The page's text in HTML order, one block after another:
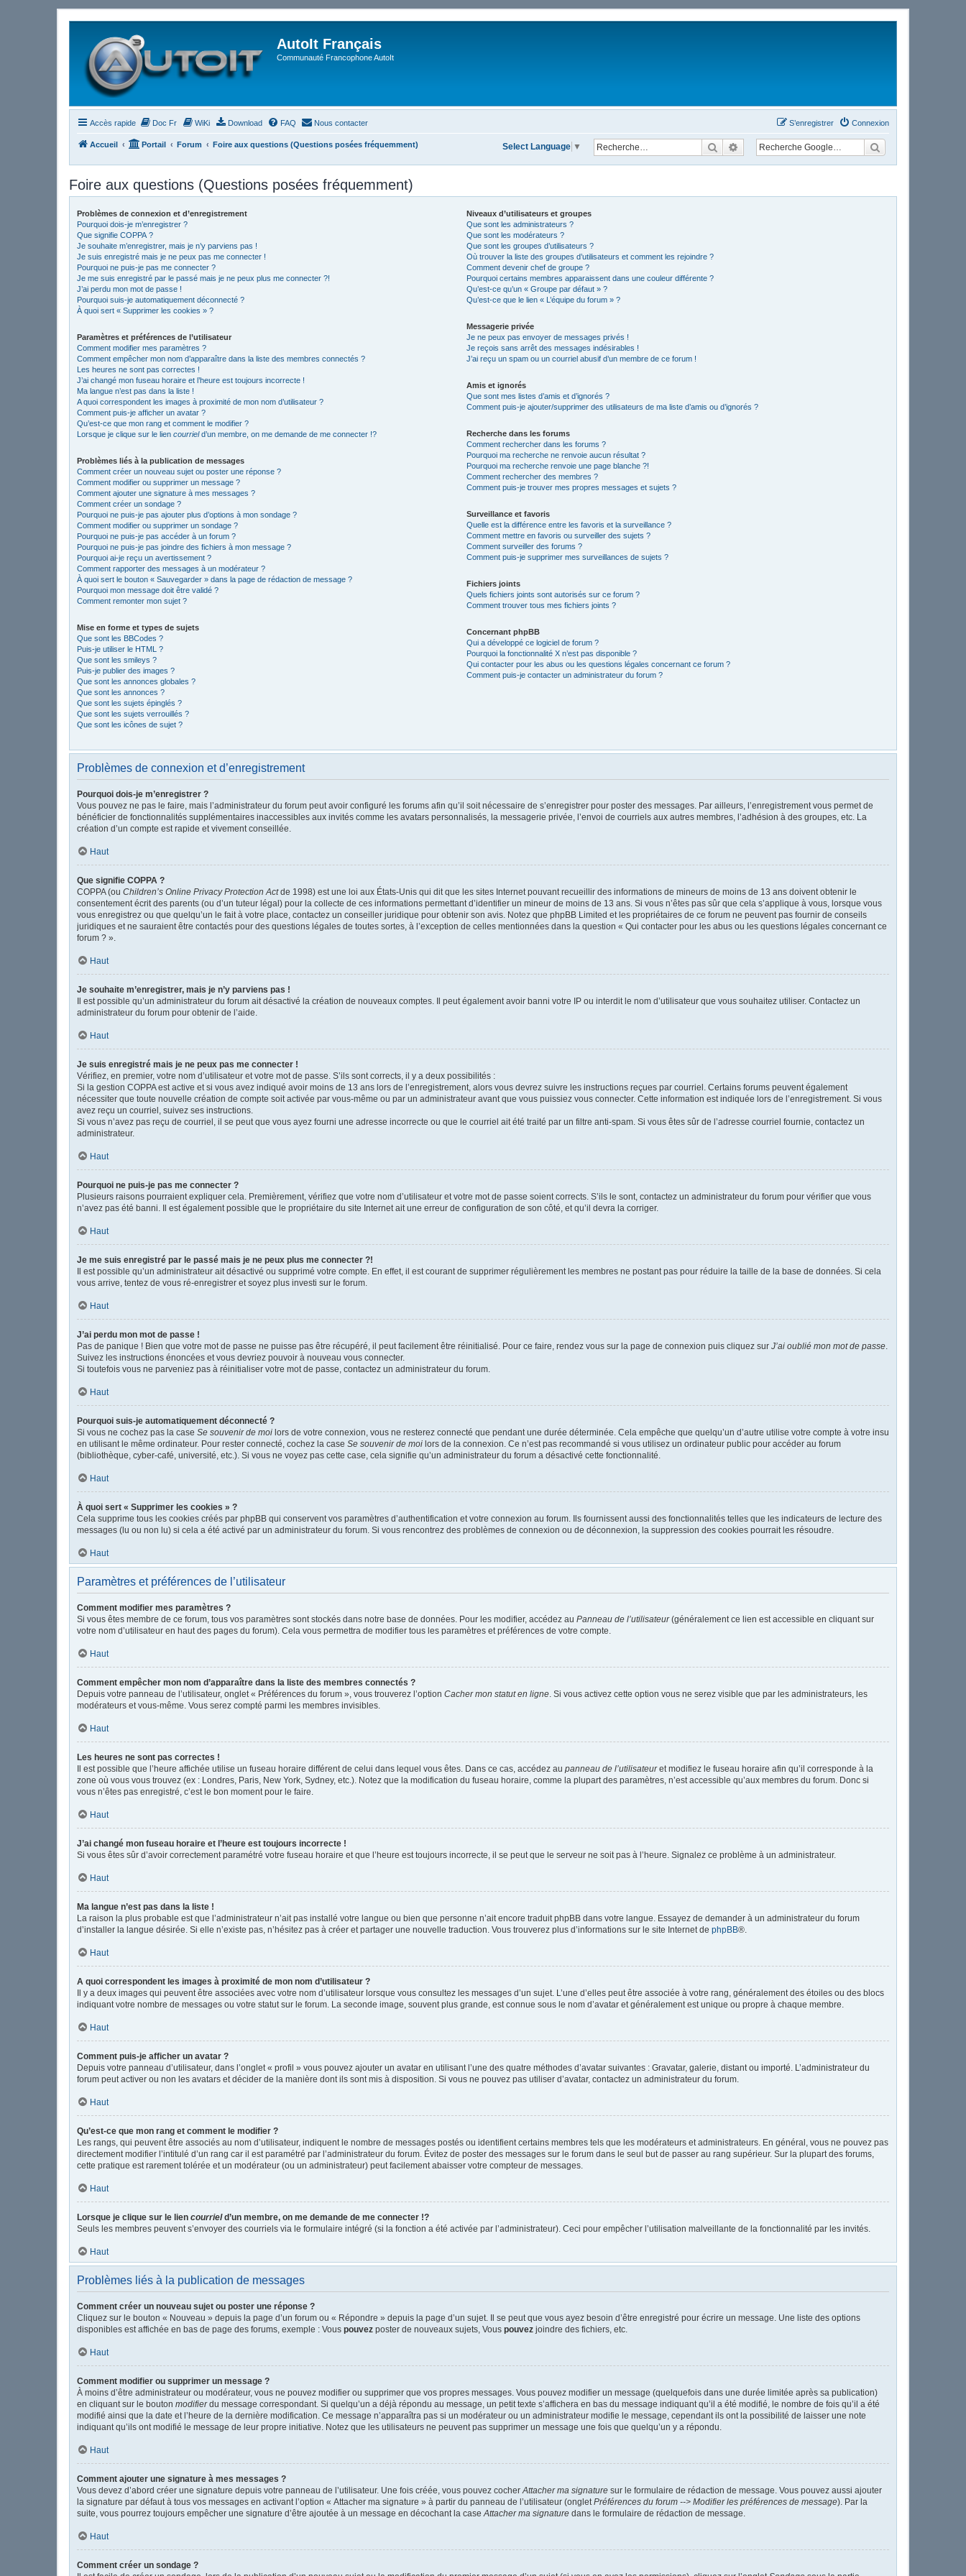
AutoIt Français
Communauté Francophone AutoIt
Accès rapide Doc Fr WiKi Download FAQ Nous contacter Connexion
S’enregistrer
Accueil Portail Forum Foire aux questions (Questions posées fréquemment) RechercherRecherche avancée
Select Language ▼
Foire aux questions (Questions posées fréquemment)
Problèmes de connexion et d’enregistrement
Pourquoi dois-je m’enregistrer ?
Que signifie COPPA ?
Je souhaite m’enregistrer, mais je n’y parviens pas !
Je suis enregistré mais je ne peux pas me connecter !
Pourquoi ne puis-je pas me connecter ?
Je me suis enregistré par le passé mais je ne peux plus me connecter ?!
J’ai perdu mon mot de passe !
Pourquoi suis-je automatiquement déconnecté ?
À quoi sert « Supprimer les cookies » ?
Paramètres et préférences de l’utilisateur
Comment modifier mes paramètres ?
Comment empêcher mon nom d’apparaître dans la liste des membres connectés ?
Les heures ne sont pas correctes !
J’ai changé mon fuseau horaire et l’heure est toujours incorrecte !
Ma langue n’est pas dans la liste !
A quoi correspondent les images à proximité de mon nom d’utilisateur ?
Comment puis-je afficher un avatar ?
Qu’est-ce que mon rang et comment le modifier ?
Lorsque je clique sur le lien courrield’un membre, on me demande de me connecter !?
Problèmes liés à la publication de messages
Comment créer un nouveau sujet ou poster une réponse ?
Comment modifier ou supprimer un message ?
Comment ajouter une signature à mes messages ?
Comment créer un sondage ?
Pourquoi ne puis-je pas ajouter plus d’options à mon sondage ?
Comment modifier ou supprimer un sondage ?
Pourquoi ne puis-je pas accéder à un forum ?
Pourquoi ne puis-je pas joindre des fichiers à mon message ?
Pourquoi ai-je reçu un avertissement ?
Comment rapporter des messages à un modérateur ?
À quoi sert le bouton « Sauvegarder » dans la page de rédaction de message ?
Pourquoi mon message doit être validé ?
Comment remonter mon sujet ?
Mise en forme et types de sujets
Que sont les BBCodes ?
Puis-je utiliser le HTML ?
Que sont les smileys ?
Puis-je publier des images ?
Que sont les annonces globales ?
Que sont les annonces ?
Que sont les sujets épinglés ?
Que sont les sujets verrouillés ?
Que sont les icônes de sujet ?
Niveaux d’utilisateurs et groupes
Que sont les administrateurs ?
Que sont les modérateurs ?
Que sont les groupes d’utilisateurs ?
Où trouver la liste des groupes d’utilisateurs et comment les rejoindre ?
Comment devenir chef de groupe ?
Pourquoi certains membres apparaissent dans une couleur différente ?
Qu’est-ce qu’un « Groupe par défaut » ?
Qu’est-ce que le lien « L’équipe du forum » ?
Messagerie privée
Je ne peux pas envoyer de messages privés !
Je reçois sans arrêt des messages indésirables !
J’ai reçu un spam ou un courriel abusif d’un membre de ce forum !
Amis et ignorés
Que sont mes listes d’amis et d’ignorés ?
Comment puis-je ajouter/supprimer des utilisateurs de ma liste d’amis ou d’ignorés ?
Recherche dans les forums
Comment rechercher dans les forums ?
Pourquoi ma recherche ne renvoie aucun résultat ?
Pourquoi ma recherche renvoie une page blanche ?!
Comment rechercher des membres ?
Comment puis-je trouver mes propres messages et sujets ?
Surveillance et favoris
Quelle est la différence entre les favoris et la surveillance ?
Comment mettre en favoris ou surveiller des sujets ?
Comment surveiller des forums ?
Comment puis-je supprimer mes surveillances de sujets ?
Fichiers joints
Quels fichiers joints sont autorisés sur ce forum ?
Comment trouver tous mes fichiers joints ?
Concernant phpBB
Qui a développé ce logiciel de forum ?
Pourquoi la fonctionnalité X n’est pas disponible ?
Qui contacter pour les abus ou les questions légales concernant ce forum ?
Comment puis-je contacter un administrateur du forum ?
Problèmes de connexion et d’enregistrement
Pourquoi dois-je m’enregistrer ?
Vous pouvez ne pas le faire, mais l’administrateur du forum peut avoir configuré les forums afin qu’il soit nécessaire de s’enregistrer pour poster des messages. Par ailleurs, l’enregistrement vous permet de
bénéficier de fonctionnalités supplémentaires inaccessibles aux invités comme les avatars personnalisés, la messagerie privée, l’envoi de courriels aux autres membres, l’adhésion à des groupes, etc. La
création d’un compte est rapide et vivement conseillée.
Haut
Que signifie COPPA ?
COPPA (ou Children’s Online Privacy Protection Actde 1998) est une loi aux États-Unis qui dit que les sites Internet pouvant recueillir des informations de mineurs de moins de 13 ans doivent obtenir le
consentement écrit des parents (ou d’un tuteur légal) pour la collecte de ces informations permettant d’identifier un mineur de moins de 13 ans. Si vous n’êtes pas sûr que cela s’applique à vous, lorsque vous
vous enregistrez ou que quelqu’un le fait à votre place, contactez un conseiller juridique pour obtenir son avis. Notez que phpBB Limited et les propriétaires de ce forum ne peuvent pas fournir de conseils
juridiques et ne sauraient être contactés pour des questions légales de toutes sortes, à l’exception de celles mentionnées dans la question « Qui contacter pour les abus ou les questions légales concernant ce
forum ? ».
Haut
Je souhaite m’enregistrer, mais je n’y parviens pas !
Il est possible qu’un administrateur du forum ait désactivé la création de nouveaux comptes. Il peut également avoir banni votre IP ou interdit le nom d’utilisateur que vous souhaitez utiliser. Contactez un
administrateur du forum pour obtenir de l’aide.
Haut
Je suis enregistré mais je ne peux pas me connecter !
Vérifiez, en premier, votre nom d’utilisateur et votre mot de passe. S’ils sont corrects, il y a deux possibilités :
Si la gestion COPPA est active et si vous avez indiqué avoir moins de 13 ans lors de l’enregistrement, alors vous devrez suivre les instructions reçues par courriel. Certains forums peuvent également
nécessiter que toute nouvelle création de compte soit activée par vous-même ou par un administrateur avant que vous puissiez vous connecter. Cette information est indiquée lors de l’enregistrement. Si vous
avez reçu un courriel, suivez ses instructions.
Si vous n’avez pas reçu de courriel, il se peut que vous ayez fourni une adresse incorrecte ou que le courriel ait été traité par un filtre anti-spam. Si vous êtes sûr de l’adresse courriel fournie, contactez un
administrateur.
Haut
Pourquoi ne puis-je pas me connecter ?
Plusieurs raisons pourraient expliquer cela. Premièrement, vérifiez que votre nom d’utilisateur et votre mot de passe soient corrects. S’ils le sont, contactez un administrateur du forum pour vérifier que vous
n’avez pas été banni. Il est également possible que le propriétaire du site Internet ait une erreur de configuration de son côté, et qu’il devra la corriger.
Haut
Je me suis enregistré par le passé mais je ne peux plus me connecter ?!
Il est possible qu’un administrateur ait désactivé ou supprimé votre compte. En effet, il est courant de supprimer régulièrement les membres ne postant pas pour réduire la taille de la base de données. Si cela
vous arrive, tentez de vous ré-enregistrer et soyez plus investi sur le forum.
Haut
J’ai perdu mon mot de passe !
Pas de panique ! Bien que votre mot de passe ne puisse pas être récupéré, il peut facilement être réinitialisé. Pour ce faire, rendez vous sur la page de connexion puis cliquez sur J’ai oublié mon mot de passe.
Suivez les instructions énoncées et vous devriez pouvoir à nouveau vous connecter.
Si toutefois vous ne parveniez pas à réinitialiser votre mot de passe, contactez un administrateur du forum.
Haut
Pourquoi suis-je automatiquement déconnecté ?
Si vous ne cochez pas la case Se souvenir de moi lors de votre connexion, vous ne resterez connecté que pendant une durée déterminée. Cela empêche que quelqu’un d’autre utilise votre compte à votre insu
en utilisant le même ordinateur. Pour rester connecté, cochez la case Se souvenir de moi lors de la connexion. Ce n’est pas recommandé si vous utilisez un ordinateur public pour accéder au forum
(bibliothèque, cyber-café, université, etc.). Si vous ne voyez pas cette case, cela signifie qu’un administrateur du forum a désactivé cette fonctionnalité.
Haut
À quoi sert « Supprimer les cookies » ?
Cela supprime tous les cookies créés par phpBB qui conservent vos paramètres d’authentification et votre connexion au forum. Ils fournissent aussi des fonctionnalités telles que les indicateurs de lecture des
messages (lu ou non lu) si cela a été activé par un administrateur du forum. Si vous rencontrez des problèmes de connexion ou de déconnexion, la suppression des cookies pourrait les résoudre.
Haut
Paramètres et préférences de l’utilisateur
Comment modifier mes paramètres ?
Si vous êtes membre de ce forum, tous vos paramètres sont stockés dans notre base de données. Pour les modifier, accédez au Panneau de l’utilisateur(généralement ce lien est accessible en cliquant sur
votre nom d’utilisateur en haut des pages du forum). Cela vous permettra de modifier tous les paramètres et préférences de votre compte.
Haut
Comment empêcher mon nom d’apparaître dans la liste des membres connectés ?
Depuis votre panneau de l’utilisateur, onglet « Préférences du forum », vous trouverez l’option Cacher mon statut en ligne. Si vous activez cette option vous ne serez visible que par les administrateurs, les
modérateurs et vous-même. Vous serez compté parmi les membres invisibles.
Haut
Les heures ne sont pas correctes !
Il est possible que l’heure affichée utilise un fuseau horaire différent de celui dans lequel vous êtes. Dans ce cas, accédez au panneau de l’utilisateuret modifiez le fuseau horaire afin qu’il corresponde à la
zone où vous vous trouvez (ex : Londres, Paris, New York, Sydney, etc.). Notez que la modification du fuseau horaire, comme la plupart des paramètres, n’est accessible qu’aux membres du forum. Donc si
vous n’êtes pas enregistré, c’est le bon moment pour le faire.
Haut
J’ai changé mon fuseau horaire et l’heure est toujours incorrecte !
Si vous êtes sûr d’avoir correctement paramétré votre fuseau horaire et que l’heure est toujours incorrecte, il se peut que le serveur ne soit pas à l’heure. Signalez ce problème à un administrateur.
Haut
Ma langue n’est pas dans la liste !
La raison la plus probable est que l’administrateur n’ait pas installé votre langue ou bien que personne n’ait encore traduit phpBB dans votre langue. Essayez de demander à un administrateur du forum
d’installer la langue désirée. Si elle n’existe pas, n’hésitez pas à créer et partager une nouvelle traduction. Vous trouverez plus d’informations sur le site Internet de phpBB®.
Haut
A quoi correspondent les images à proximité de mon nom d’utilisateur ?
Il y a deux images qui peuvent être associées avec votre nom d’utilisateur lorsque vous consultez les messages d’un sujet. L’une d’elles peut être associée à votre rang, généralement des étoiles ou des blocs
indiquant votre nombre de messages ou votre statut sur le forum. La seconde image, souvent plus grande, est connue sous le nom d’avatar et généralement est unique ou propre à chaque membre.
Haut
Comment puis-je afficher un avatar ?
Depuis votre panneau d’utilisateur, dans l’onglet « profil » vous pouvez ajouter un avatar en utilisant l’une des quatre méthodes d’avatar suivantes : Gravatar, galerie, distant ou importé. L’administrateur du
forum peut activer ou non les avatars et décider de la manière dont ils sont mis à disposition. Si vous ne pouvez pas utiliser d’avatar, contactez un administrateur du forum.
Haut
Qu’est-ce que mon rang et comment le modifier ?
Les rangs, qui peuvent être associés au nom d’utilisateur, indiquent le nombre de messages postés ou identifient certains membres tels que les modérateurs et administrateurs. En général, vous ne pouvez pas
directement modifier l’intitulé d’un rang car il est paramétré par l’administrateur du forum. Évitez de poster des messages sur le forum dans le seul but de passer au rang supérieur. Sur la plupart des forums,
cette pratique est rarement tolérée et un modérateur (ou un administrateur) peut facilement abaisser votre compteur de messages.
Haut
Lorsque je clique sur le lien courrield’un membre, on me demande de me connecter !?
Seuls les membres peuvent s’envoyer des courriels via le formulaire intégré (si la fonction a été activée par l’administrateur). Ceci pour empêcher l’utilisation malveillante de la fonctionnalité par les invités.
Haut
Problèmes liés à la publication de messages
Comment créer un nouveau sujet ou poster une réponse ?
Cliquez sur le bouton « Nouveau » depuis la page d’un forum ou « Répondre » depuis la page d’un sujet. Il se peut que vous ayez besoin d’être enregistré pour écrire un message. Une liste des options
disponibles est affichée en bas de page des forums, exemple : Vous pouvez poster de nouveaux sujets, Vous pouvez joindre des fichiers, etc.
Haut
Comment modifier ou supprimer un message ?
À moins d’être administrateur ou modérateur, vous ne pouvez modifier ou supprimer que vos propres messages. Vous pouvez modifier un message (quelquefois dans une durée limitée après sa publication)
en cliquant sur le bouton modifierdu message correspondant. Si quelqu’un a déjà répondu au message, un petit texte s’affichera en bas du message indiquant qu’il a été modifié, le nombre de fois qu’il a été
modifié ainsi que la date et l’heure de la dernière modification. Ce message n’apparaîtra pas si un modérateur ou un administrateur modifie le message, cependant ils ont la possibilité de laisser une note
indiquant qu’ils ont modifié le message de leur propre initiative. Notez que les utilisateurs ne peuvent pas supprimer un message une fois que quelqu’un y a répondu.
Haut
Comment ajouter une signature à mes messages ?
Vous devez d’abord créer une signature depuis votre panneau de l’utilisateur. Une fois créée, vous pouvez cocherAttacher ma signature sur le formulaire de rédaction de message. Vous pouvez aussi ajouter
la signature par défaut à tous vos messages en activant l’option « Attacher ma signature » à partir du panneau de l’utilisateur (ongletPréférences du forum --> Modifier les préférences de message). Par la
suite, vous pourrez toujours empêcher une signature d’être ajoutée à un message en décochant la caseAttacher ma signature dans le formulaire de rédaction de message.
Haut
Comment créer un sondage ?